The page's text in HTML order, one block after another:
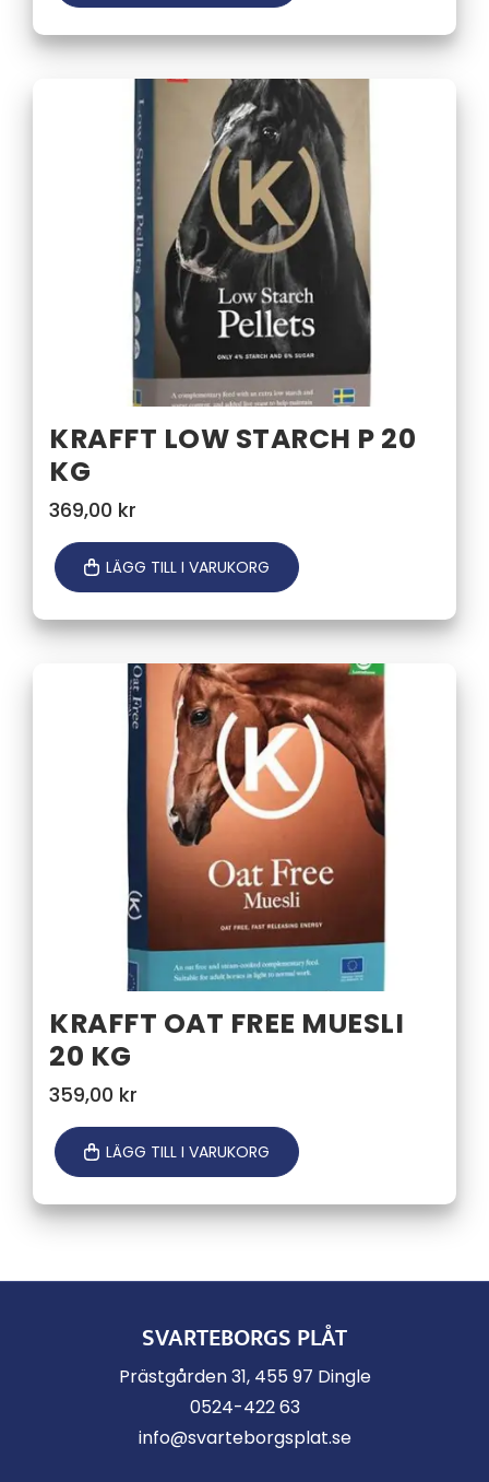
KRAFFT LOW STARCH P 20
KG
369,00 kr
LÄGG TILL I VARUKORG
KRAFFT OAT FREE MUESLI
20 KG
359,00 kr
LÄGG TILL I VARUKORG
SVARTEBORGS PLÅT
Prästgården 31, 455 97 Dingle
0524-422 63
info@svarteborgsplat.se